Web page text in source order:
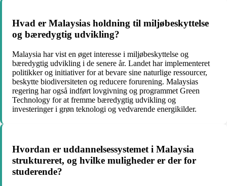
Hvad er Malaysias holdning til miljøbeskyttelse
og bæredygtig udvikling?
Malaysia har vist en øget interesse i miljøbeskyttelse og
bæredygtig udvikling i de senere år. Landet har implementeret
politikker og initiativer for at bevare sine naturlige ressourcer,
beskytte biodiversiteten og reducere forurening. Malaysias
regering har også indført lovgivning og programmet Green
Technology for at fremme bæredygtig udvikling og
investeringer i grøn teknologi og vedvarende energikilder.
Hvordan er uddannelsessystemet i Malaysia
struktureret, og hvilke muligheder er der for
studerende?